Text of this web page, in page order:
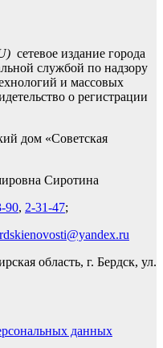
сетевое издание города
службой по надзору
и массовых
о регистрации
дом «Советская
Сиротина
90, 2-31-47;
область, г. Бердск, ул.
данных